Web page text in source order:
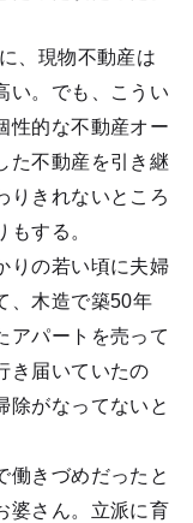
、現物不動産は
い。でも、こうい
性的な不動産オー
た不動産を引き継
りきれないところ
する。
りの若い頃に夫婦
、木造で築50年
アパートを売って
き届いていたの
除がなってないと
働きづめだったと
婆さん。立派に育